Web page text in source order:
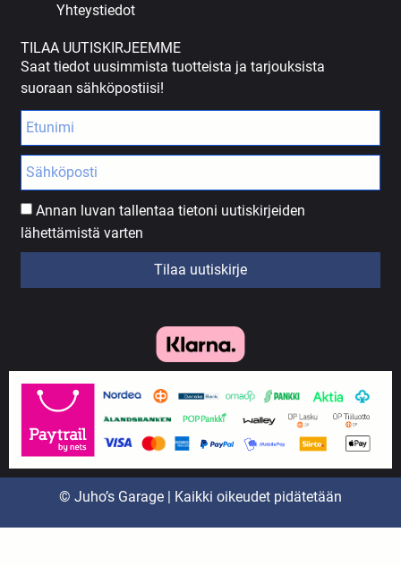
Yhteystiedot
TILAA UUTISKIRJEEMME
Saat tiedot uusimmista tuotteista ja tarjouksista
suoraan sähköpostiisi!
Annan luvan tallentaa tietoni uutiskirjeiden
lähettämistä varten
Tilaa uutiskirje
© Juho’s Garage | Kaikki oikeudet pidätetään